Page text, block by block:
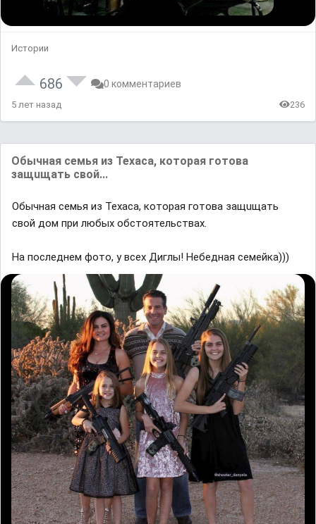
Истории
686 0 комментариев
5 лет назад 236
Обычная семья из Техаса, которая готова
защuщать свой...
Обычная семья из Техаса, которая готова защuщать
свой дом при любых обстоятельствах.
На последнем фото, у всех Диглы! Небедная семейка)))